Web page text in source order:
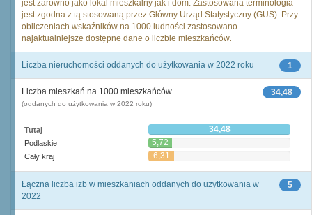
jest zarówno jako lokal mieszkalny jak i dom. Zastosowana terminologia
jest zgodna z tą stosowaną przez Główny Urząd Statystyczny (GUS). Przy
obliczeniach wskaźników na 1000 ludności zastosowano
najaktualniejsze dostępne dane o liczbie mieszkańców.
1
Liczba nieruchomości oddanych do użytkowania w 2022 roku
34,48
Liczba mieszkań na 1000 mieszkańców
(oddanych do użytkowania w 2022 roku)
Tutaj 34,48
Podlaskie 5,72
Cały kraj 6,31
5
Łączna liczba izb w mieszkaniach oddanych do użytkowania w
2022